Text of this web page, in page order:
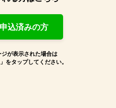
込済みの方
が表示された場合は
をタップしてください。